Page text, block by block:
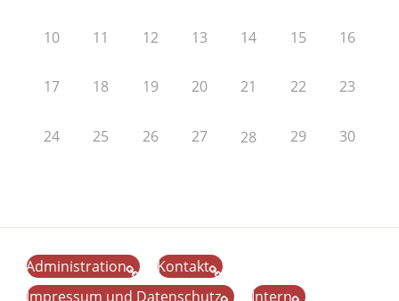
10 11 12 13 14 15 16
17 18 19 20 21 22 23
24 25 26 27 28 29 30
Administration
Kontakt
Impressum und Datenschutz
Intern